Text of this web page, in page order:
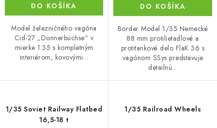
DO KOŠÍKA
Model železničného vagóna
Cid-27 „Donnerbüchse“ v
mierke 1:35 s kompletným
interiérom, kovovými...
DO KOŠÍKA
Border Model 1/35 Nemecké
88 mm protilietadlové a
protitankové delo FlaK 36 s
vagónom SSys predstavuje
detailnú...
1/35 Soviet Railway Flatbed
16,5-18 t
1/35 Railroad Wheels